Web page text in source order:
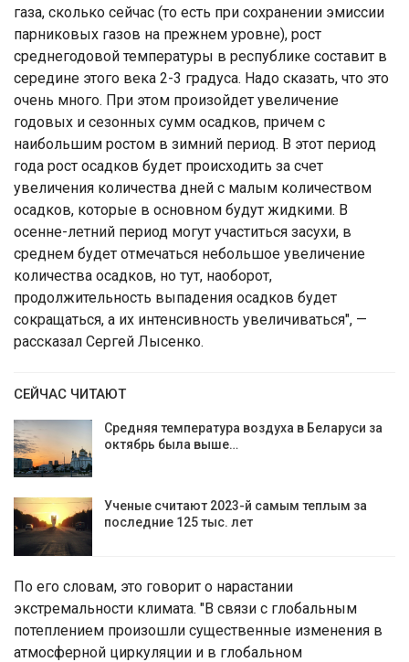
газа, сколько сейчас (то есть при сохранении эмиссии
парниковых газов на прежнем уровне), рост
среднегодовой температуры в республике составит в
середине этого века 2-3 градуса. Надо сказать, что это
очень много. При этом произойдет увеличение
годовых и сезонных сумм осадков, причем с
наибольшим ростом в зимний период. В этот период
года рост осадков будет происходить за счет
увеличения количества дней с малым количеством
осадков, которые в основном будут жидкими. В
осенне-летний период могут участиться засухи, в
среднем будет отмечаться небольшое увеличение
количества осадков, но тут, наоборот,
продолжительность выпадения осадков будет
сокращаться, а их интенсивность увеличиваться", —
рассказал Сергей Лысенко.
СЕЙЧАС ЧИТАЮТ
Средняя температура воздуха в Беларуси за
октябрь была выше…
Ученые считают 2023-й самым теплым за
последние 125 тыс. лет
По его словам, это говорит о нарастании
экстремальности климата. "В связи с глобальным
потеплением произошли существенные изменения в
атмосферной циркуляции и в глобальном